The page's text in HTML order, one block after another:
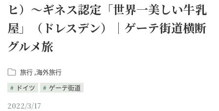
ヒ）～ギネス認定「世界一美しい牛乳
屋」（ドレスデン）｜ゲーテ街道横断
グルメ旅
旅行 海外旅行
ドイツ
ゲーテ街道
2022/3/17